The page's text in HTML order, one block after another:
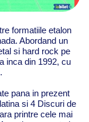
formatiile etalon
Abordand un
si hard rock pe
inca din 1992, cu
pana in prezent
si 4 Discuri de
printre cele mai